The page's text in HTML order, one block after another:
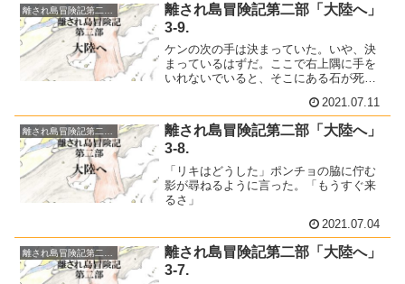
離され島冒険記第二部「大陸へ」
3-9.
ケンの次の手は決まっていた。いや、決
まっているはずだ。ここで右上隅に手を
いれないでいると、そこにある石が死ん
否定することになるのだ。そうなれば、
右上の広大な場所が丸々クレの陣地とな
ってしまう。
2021.07.11
離され島冒険記第二部「大陸へ」
離され島冒険記第二部「大陸へ」
3-8.
「リキはどうした」ポンチョの脇に佇む
影が尋ねるように言った。「もうすぐ来
るさ」
2021.07.04
離され島冒険記第二部「大陸へ」
3-7.